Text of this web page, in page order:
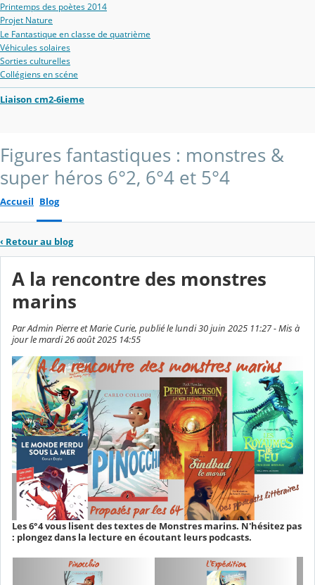
Printemps des poètes 2014
Projet Nature
Le Fantastique en classe de quatrième
Véhicules solaires
Sorties culturelles
Collégiens en scéne
Liaison cm2-6ieme
Figures fantastiques : monstres &
super héros 6°2, 6°4 et 5°4
Accueil Blog
‹ Retour au blog
A la rencontre des monstres
marins
Par Admin Pierre et Marie Curie, publié le lundi 30 juin 2025 11:27 - Mis à
jour le mardi 26 août 2025 14:55
Les 6°4 vous lisent des textes de Monstres marins. N'hésitez pas
: plongez dans la lecture en écoutant leurs podcasts.